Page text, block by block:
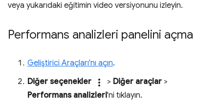
veya yukarıdaki eğitimin video versiyonunu izleyin.
Performans analizleri panelini açma
Geliştirici Araçları'nı açın.
Diğer seçenekler
more_vert > Diğer araçlar >
Performans analizleri'ni tıklayın.